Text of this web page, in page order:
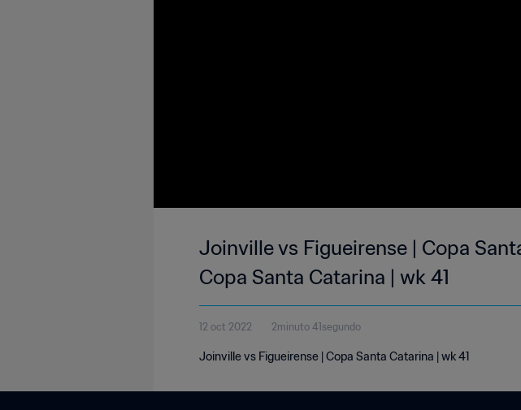
Joinville vs Figueirense | Copa
Copa Santa Catarina | wk 41
12 oct 2022 2minuto 41segundo
Joinville vs Figueirense | Copa Santa Catarina | wk 41